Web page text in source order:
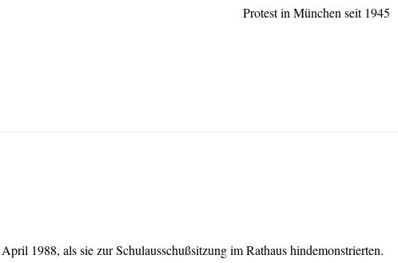
Protest in München seit 1945
1988, als sie zur Schulausschußsitzung im Rathaus hindemonstrierten.